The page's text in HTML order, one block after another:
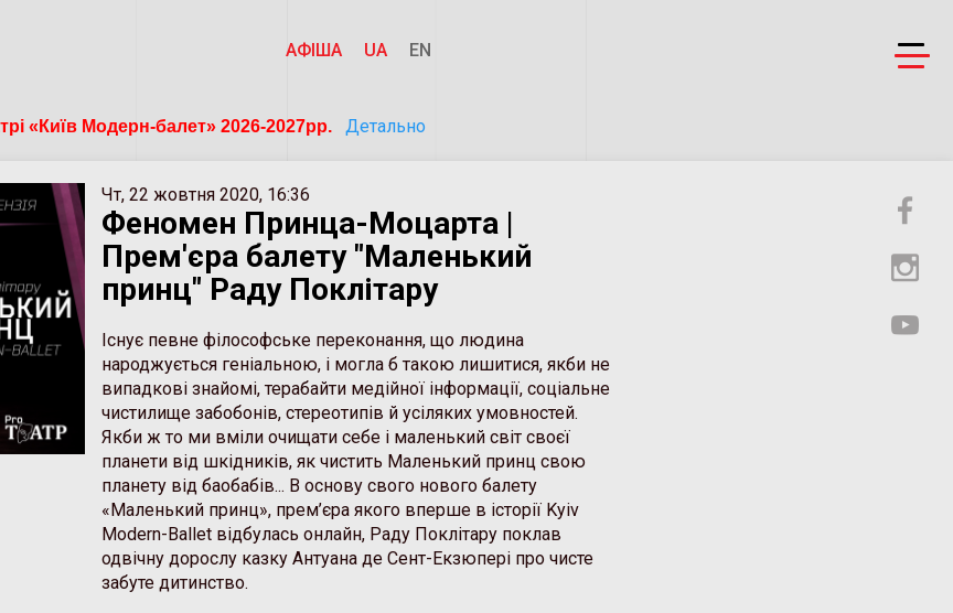
АФІША UA EN
«Київ Модерн-балет» 2026-2027рр. Детально
Чт, 22 жовтня 2020, 16:36
Феномен Принца-Моцарта |
Прем'єра балету "Маленький
принц" Раду Поклітару
Існує певне філософське переконання, що людина
народжується геніальною, і могла б такою лишитися, якби не
випадкові знайомі, терабайти медійної інформації, соціальне
чистилище забобонів, стереотипів й усіляких умовностей.
Якби ж то ми вміли очищати себе і маленький світ своєї
планети від шкідників, як чистить Маленький принц свою
планету від баобабів... В основу свого нового балету
«Маленький принц», прем’єра якого вперше в історії Kyiv
Modern-Ballet відбулась онлайн, Раду Поклітару поклав
одвічну дорослу казку Антуана де Сент-Екзюпері про чисте
забуте дитинство.